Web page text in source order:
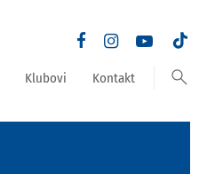
Klubovi Kontakt search